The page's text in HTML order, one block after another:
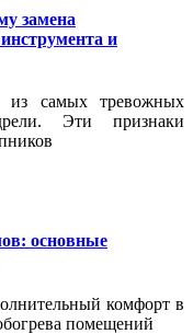
замена
и
самых тревожных
Эти признаки
основные
комфорт в
помещений